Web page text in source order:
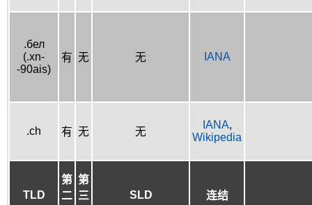
.бел
(.xn-
-90ais)
有 无 无 IANA
.ch 有 无 无
IANA,
Wikipedia
TLD
第
二
第
三
SLD 连结